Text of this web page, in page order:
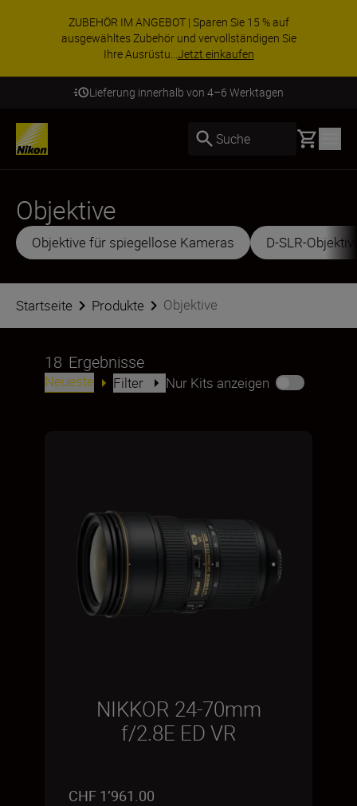
ZUBEHÖR IM ANGEBOT | Sparen Sie 15 % auf
ausgewähltes Zubehör und vervollständigen Sie
Ihre Ausrüstu...Jetzt einkaufen
Lieferung innerhalb von 4–6 Werktagen
Suche Basket
Objektive
Objektive für spiegellose Kameras D-SLR-
Startseite Produkte Objektive
18 Ergebnisse
Neueste Filter Nur Kits anzeigen
NIKKOR 24-70mm
f/2.8E ED VR
CHF 1’961.00